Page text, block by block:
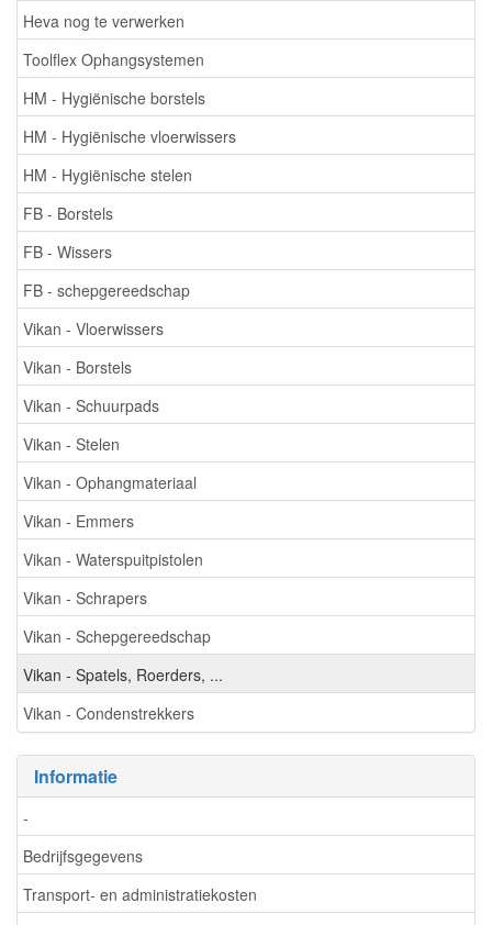
Heva nog te verwerken
Toolflex Ophangsystemen
HM - Hygiënische borstels
HM - Hygiënische vloerwissers
HM - Hygiënische stelen
FB - Borstels
FB - Wissers
FB - schepgereedschap
Vikan - Vloerwissers
Vikan - Borstels
Vikan - Schuurpads
Vikan - Stelen
Vikan - Ophangmateriaal
Vikan - Emmers
Vikan - Waterspuitpistolen
Vikan - Schrapers
Vikan - Schepgereedschap
Vikan - Spatels, Roerders, ...
Vikan - Condenstrekkers
Informatie
-
Bedrijfsgegevens
Transport- en administratiekosten